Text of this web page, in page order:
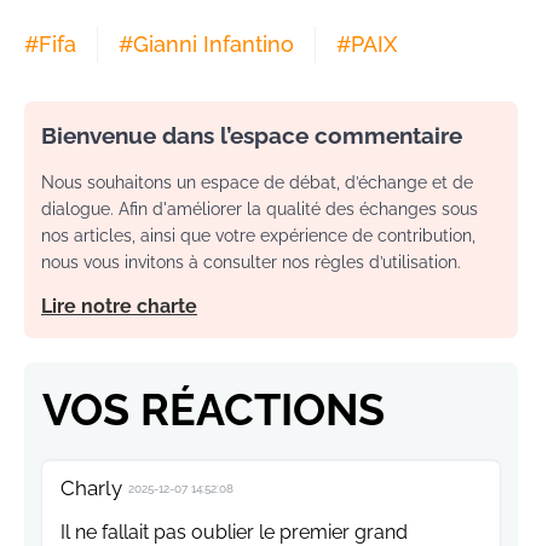
#Fifa #Gianni Infantino #PAIX
Bienvenue dans l’espace commentaire
Nous souhaitons un espace de débat, d’échange et de
dialogue. Afin d'améliorer la qualité des échanges sous
nos articles, ainsi que votre expérience de contribution,
nous vous invitons à consulter nos règles d’utilisation.
Lire notre charte
VOS RÉACTIONS
Charly 2025-12-07 14:52:08
Il ne fallait pas oublier le premier grand